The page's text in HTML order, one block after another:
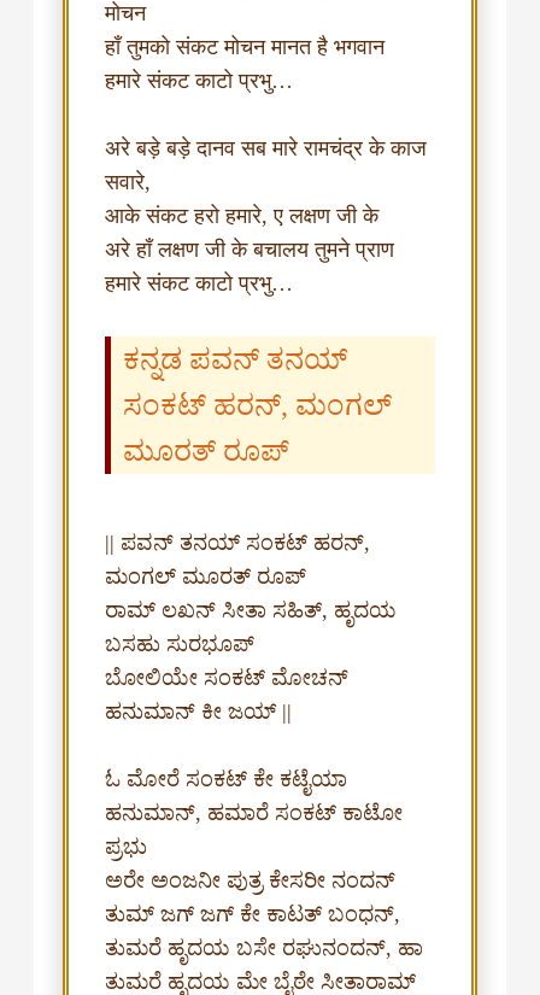
मोचन
हाँ तुमको संकट मोचन मानत है भगवान
हमारे संकट काटो प्रभु…
अरे बड़े बड़े दानव सब मारे रामचंद्र के काज
सवारे,
आके संकट हरो हमारे, ए लक्षण जी के
अरे हाँ लक्षण जी के बचालय तुमने प्राण
ಕನ್ನಡ ಪವನ್ ತನಯ್
ಸಂಕಟ್ ಹರನ್, ಮಂಗಲ್
ಮೂರತ್ ರೂಪ್
|| ಪವನ್ ತನಯ್ ಸಂಕಟ್ ಹರನ್,
ಮಂಗಲ್ ಮೂರತ್ ರೂಪ್
ರಾಮ್ ಲಖನ್ ಸೀತಾ ಸಹಿತ್, ಹೃದಯ
ಬಸಹು ಸುರಭೂಪ್
ಬೋಲಿಯೇ ಸಂಕಟ್ ಮೋಚನ್
ಹನುಮಾನ್ ಕೀ ಜಯ್ ||
ಓ ಮೋರೆ ಸಂಕಟ್ ಕೇ ಕಟೈಯಾ
ಹನುಮಾನ್, ಹಮಾರೆ ಸಂಕಟ್ ಕಾಟೋ
ಪ್ರಭು
ಅರೇ ಅಂಜನೀ ಪುತ್ರ ಕೇಸರೀ ನಂದನ್
ತುಮ್ ಜಗ್ ಜಗ್ ಕೇ ಕಾಟತ್ ಬಂಧನ್,
ತುಮರೆ ಹೃದಯ ಬಸೇ ರಘುನಂದನ್, ಹಾ
ತುಮರೆ ಹೃದಯ ಮೇ ಬೈಠೇ ಸೀತಾರಾಮ್